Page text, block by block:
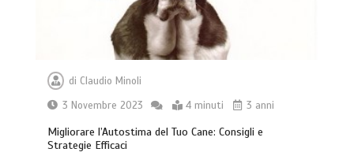
di Claudio Minoli
3 Novembre 2023
4 minuti 3 anni
Migliorare l’Autostima del Tuo Cane: Consigli e
Strategie Efficaci